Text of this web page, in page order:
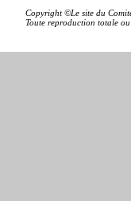
Copyright ©Le site du
Toute reproduction totale